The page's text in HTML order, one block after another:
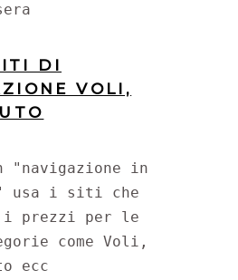
DI
VOLI,
"navigazione in
usa i siti che
i prezzi per le
come Voli,
ecc